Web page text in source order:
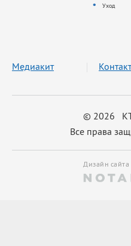
Уход
© 2026
Все права
Медиакит
Дизайн